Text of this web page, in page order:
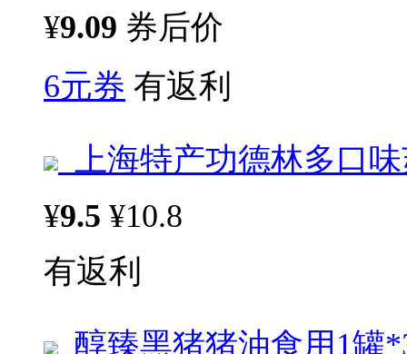
¥9.09 券后价
6元券 有返利
上海特产功德林多口
¥9.5 ¥10.8
有返利
醇臻黑猪猪油食用1罐